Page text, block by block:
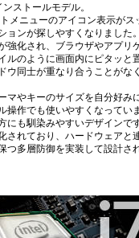
ストールモデル。
メニューのアイコン表示がス
ョンが探しやすくなりました。
強化され、ブラウザやアプリ
ルのように画面内にピタッと
ウ同士が重なり合うことがな
マやキーのサイズを自分好み
操作でも使いやすくなってい
にも馴染みやすいデザインです
されており、ハードウェアと
つ多層防御を実装して設計さ